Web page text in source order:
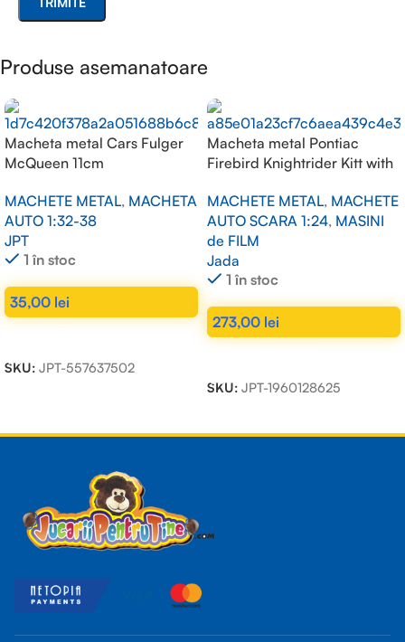
Produse asemanatoare
Macheta metal Cars Fulger
McQueen 11cm
MACHETE METAL, MACHETA
AUTO 1:32-38
JPT
1 în stoc
35,00 lei
SKU: JPT-557637502
Macheta metal Pontiac
Firebird Knightrider Kitt with
hood, black 1/24
MACHETE METAL, MACHETE
AUTO SCARA 1:24, MASINI
de FILM
Jada
1 în stoc
273,00 lei
SKU: JPT-1960128625